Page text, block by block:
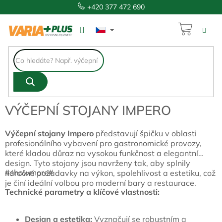
na
+420 377 472 690
VÝČEPNÍ STOJANY IMPERO
Výčepní stojany Impero představují špičku v oblasti
profesionálního vybavení pro gastronomické provozy,
které kladou důraz na vysokou funkčnost a elegantní
design. Tyto stojany jsou navrženy tak, aby splnily
náročné požadavky na výkon, spolehlivost a estetiku, což
je činí ideální volbou pro moderní bary a restaurace.
#showmore#
Technické parametry a klíčové vlastnosti:
Design a estetika: Vyznačují se robustním a